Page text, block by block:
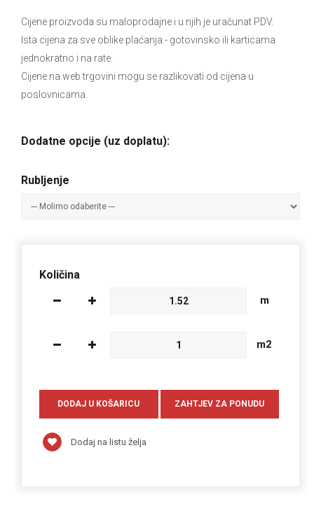
Cijene proizvoda su maloprodajne i u njih je uračunat PDV.
Ista cijena za sve oblike plaćanja - gotovinsko ili karticama
jednokratno i na rate.
Cijene na web trgovini mogu se razlikovati od cijena u
poslovnicama.
Dodatne opcije (uz doplatu):
Rubljenje
Količina
m
m2
Dodaj na listu želja